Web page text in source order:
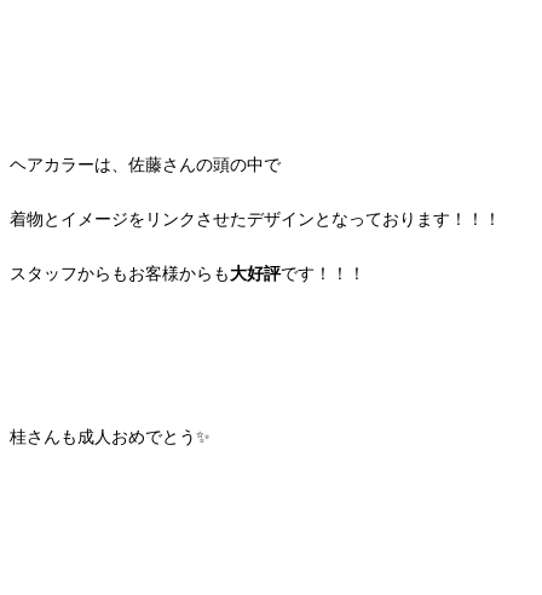
ヘアカラーは、佐藤さんの頭の中で
着物とイメージをリンクさせたデザインとなっております！！！
スタッフからもお客様からも大好評です！！！
桂さんも成人おめでとう✨